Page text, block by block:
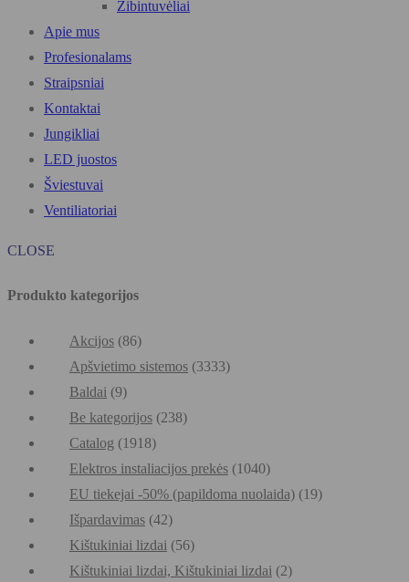
Žibintuvėliai
Apie mus
Profesionalams
Straipsniai
Kontaktai
Jungikliai
LED juostos
Šviestuvai
Ventiliatoriai
CLOSE
Produkto kategorijos
Akcijos (86)
Apšvietimo sistemos (3333)
Baldai (9)
Be kategorijos (238)
Catalog (1918)
Elektros instaliacijos prekės (1040)
EU tiekejai -50% (papildoma nuolaida) (19)
Išpardavimas (42)
Kištukiniai lizdai (56)
Kištukiniai lizdai, Kištukiniai lizdai (2)